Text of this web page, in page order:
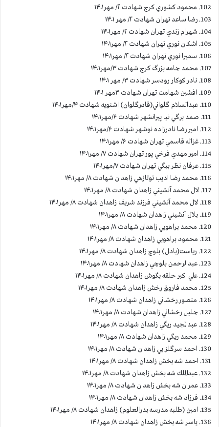
102. محمود كشوري كرج شهادت ۲/ مهر۱۴۰۱
103. رضا ساعد تهران شهادت ۲/ مهر ۱۴۰۱
104. شهرام زندي تهران شهادت ۲/ مهر۱۴۰۱
105. اشكان نوري تهران شهادت ۲/ مهر۱۴۰۱
106. سميرا نوري تهران شهادت ۲/ مهر۱۴۰۱
107. محمد جامه بزرگ كرج شهادت ۳/مهر۱۴۰۱
108. نادر كوكار رودسر شهادت ۳/ مهر ۱۴۰۱
109. افشين شهامت تهران شهادت ۳مهر ۱۴۰۱
110. عبدالسلام گلواني(قادرگلوان) اشنويه شهادت ۴/مهر۱۴۰۱
111. صمد برگي نيا پيرانشهر شهادت ۶/مهر۱۴۰۱
112. امير رضا نادرزاده نوشهر شهادت ۶/مهر۱۴۰۱
113. غزاله قاسمي تهران شهادت ۶/ مهر۱۴۰۱
114. امير مهدي فرخي پور تهران شهادت ۷/ مهر۱۴۰۱
115. عرفان نظر بيگي تهران شهادت ۷/مهر۱۴۰۱
116. محمد رضا اديب توتازهي زاهدان شهادت ۸/ مهر۱۴۰۱
117. لال محمد آنشيني زاهدان شهادت ۸/ مهر۱۴۰۱
118. لال محمد آنشيني فرزند شريف زاهدان شهادت ۸/ مهر۱۴۰۱
119. بلال آنشيني زاهدان شهادت ۸/ مهر۱۴۰۱
120. محمد براهويي زاهدان شهادت ۸/ مهر۱۴۰۱
121. محمود براهويي زاهدان شهادت ۸/ مهر۱۴۰۱
122. رياست(بادل) بلوچ زاهدان شهادت ۸/ مهر۱۴۰۱
123. عبدالرحمن بلوچي زاهدان شهادت ۸/ مهر۱۴۰۱
124. علي اكبر حلقه بگوش زاهدان شهادت ۸/ مهر۱۴۰۱
125. محمد فاروق رخش زاهدان شهادت ۸/ مهر۱۴۰۱
126. منصور رخشاني زاهدان شهادت ۸/ مهر۱۴۰۱
127. جليل رخشاني زاهدان شهادت ۸/ مهر۱۴۰۱
128. عبدالمجيد ريگي زاهدان شهادت ۸/ مهر۱۴۰۱
129. محمد ريگي زاهدان شهادت ۸/ مهر۱۴۰۱
130. احمد سرگلزايي زاهدان شهادت ۸/ مهر۱۴۰۱
131. احمد شه بخش زاهدان شهادت ۸/ مهر۱۴۰۱
132. عبدالملك شه بخش زاهدان شهادت ۸/ مهر۱۴۰۱
133. عمران شه بخش زاهدان شهادت ۸/ مهر۱۴۰۱
134. فرزاد شه بخش زاهدان شهادت ۸/ مهر۱۴۰۱
135. امين (طلبه مدرسه بدرالعلوم) زاهدان شهادت ۸/ مهر۱۴۰۱
136. ياسر شه بخش زاهدان شهادت ۸/ مهر۱۴۰۱